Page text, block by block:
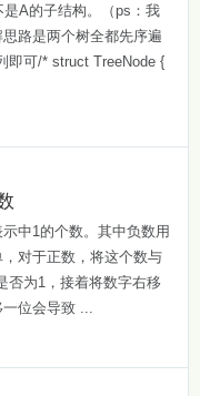
A的子结构。（ps：我
路是两个树全都先序遍
即可/* struct TreeNode {
中1的个数。其中负数用
对于正数，将这个数与
否为1，接着将数字右移
位会导致 ...